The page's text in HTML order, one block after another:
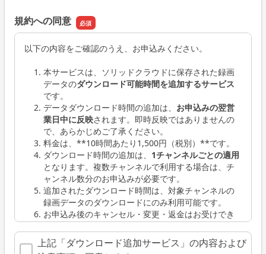
規約への同意
以下の内容をご確認のうえ、お申込みください。
本サービスは、ソリッドクラウドに保存された録画
データのダウンロード可能時間を追加するサービス
です。
データダウンロード時間の追加は、 お申込みの翌営
業日中に反映されます。即時反映ではありませんの
で、あらかじめご了承ください。
料金は、**10時間あたり1,500円（税別）**です。
ダウンロード時間の追加は、 1チャンネルごとの適用
となります。複数チャンネルで利用する場合は、チ
ャンネル数分のお申込みが必要です。
追加されたダウンロード時間は、対象チャンネルの
録画データのダウンロードにのみ利用可能です。
お申込み後のキャンセル・変更・返金はお受けでき
ません。
本サービスの利用には、別途ソリッドクラウドサー
ビスの利用契約が必要です。
上記「ダウンロード追加サービス」の内容および